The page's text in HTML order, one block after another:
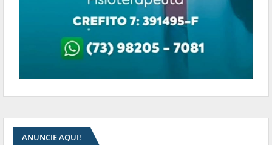
ANUNCIE AQUI!